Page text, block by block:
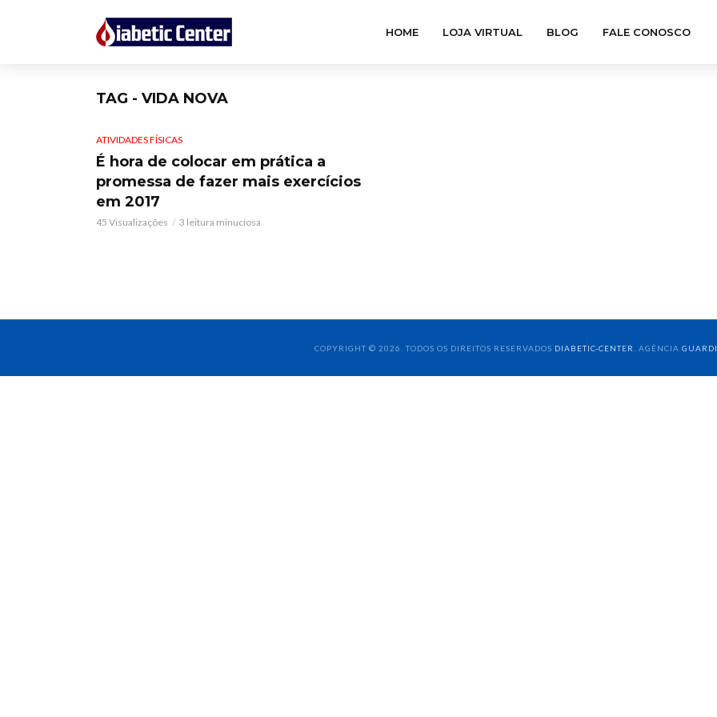
HOME LOJA VIRTUAL BLOG FALE CONOSCO
TAG - VIDA NOVA
ATIVIDADES FÍSICAS
É hora de colocar em prática a
promessa de fazer mais exercícios
em 2017
45 Visualizações 3 leitura minuciosa
COPYRIGHT © 2026. TODOS OS DIREITOS RESERVADOS DIABETIC-CENTER . AGÊNCIA